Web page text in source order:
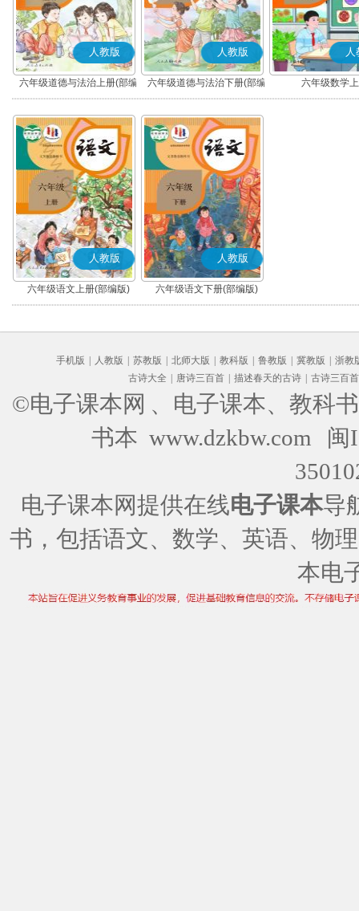
人教版
六年级道德与法治上册(部编
版)
人教版
六年级道德与法治下册(部编
版)
人
六年级数学
人教版
六年级语文上册(部编版)
人教版
六年级语文下册(部编版)
手机版 人教版 苏教版 北师大版 教科版 鲁教版 冀教版
浙教
古诗大全
唐诗三百首 描述春天的古诗 古诗三百首
©电子课本网 、电子课本、教科
书本 www.dzkbw.com
闽
电子课本网提供在线电子课本导
书，包括语文、数学、英语、物
本电